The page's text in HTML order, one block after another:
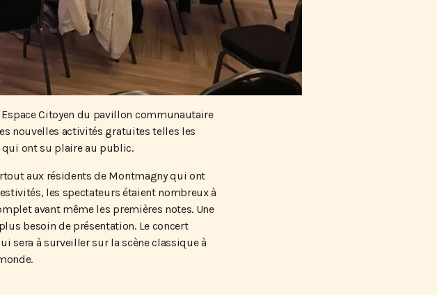
Citoyen du pavillon communautaire
nouvelles activités gratuites telles les
qui ont su plaire au public.
aux résidents de Montmagny qui ont
les spectateurs étaient nombreux à
avant même les premières notes. Une
besoin de présentation. Le concert
sera à surveiller sur la scène classique à